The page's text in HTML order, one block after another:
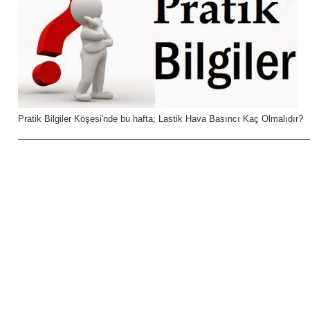
Pratik Bilgiler Köşesi'nde bu hafta; Lastik Hava Basıncı Kaç Olmalıdır?